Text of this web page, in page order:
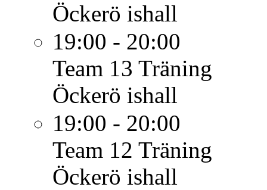
Öckerö ishall
19:00 - 20:00
Team 13 Träning
Öckerö ishall
19:00 - 20:00
Team 12 Träning
Öckerö ishall